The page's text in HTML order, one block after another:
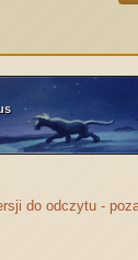
do odczytu -